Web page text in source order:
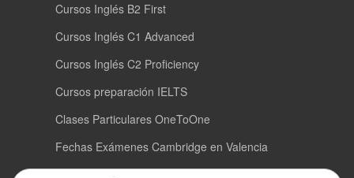
Cursos Inglés B2 First
Cursos Inglés C1 Advanced
Cursos Inglés C2 Proficiency
Cursos preparación IELTS
Clases Particulares OneToOne
Fechas Exámenes Cambridge en Valencia